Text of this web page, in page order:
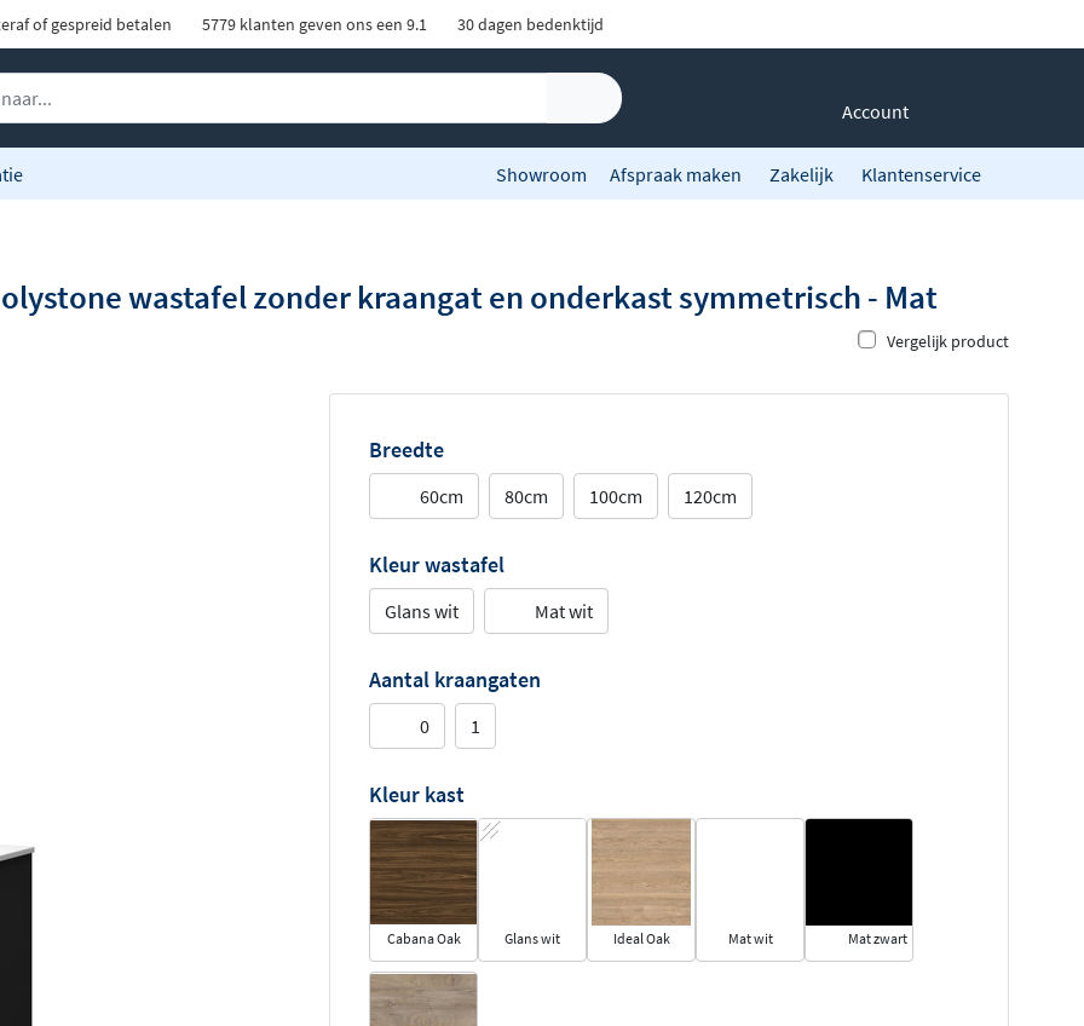
of gespreid betalen 5779 klanten geven ons een 9.1 30 dagen bedenktijd
Account
Showroom Afspraak maken Zakelijk Klantenservice
wastafel zonder kraangat en onderkast symmetrisch - Mat
Vergelijk product
Breedte
60cm 80cm 100cm 120cm
Kleur wastafel
Glans wit Mat wit
Aantal kraangaten
0 1
Kleur kast
Cabana Oak Glans wit Ideal Oak Mat wit Mat zwart